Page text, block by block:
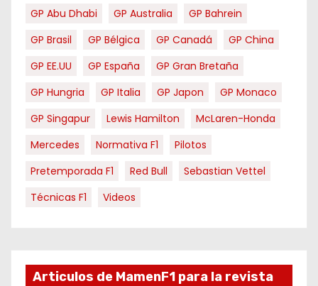
GP Abu Dhabi
GP Australia
GP Bahrein
GP Brasil
GP Bélgica GP Canadá
GP China
GP EE.UU
GP España
GP Gran Bretaña
GP Hungria
GP Italia GP Japon
GP Monaco
GP Singapur
Lewis Hamilton
McLaren-Honda
Mercedes
Normativa F1
Pilotos
Pretemporada F1
Red Bull
Sebastian Vettel
Técnicas F1
Videos
Articulos de MamenF1 para la revista